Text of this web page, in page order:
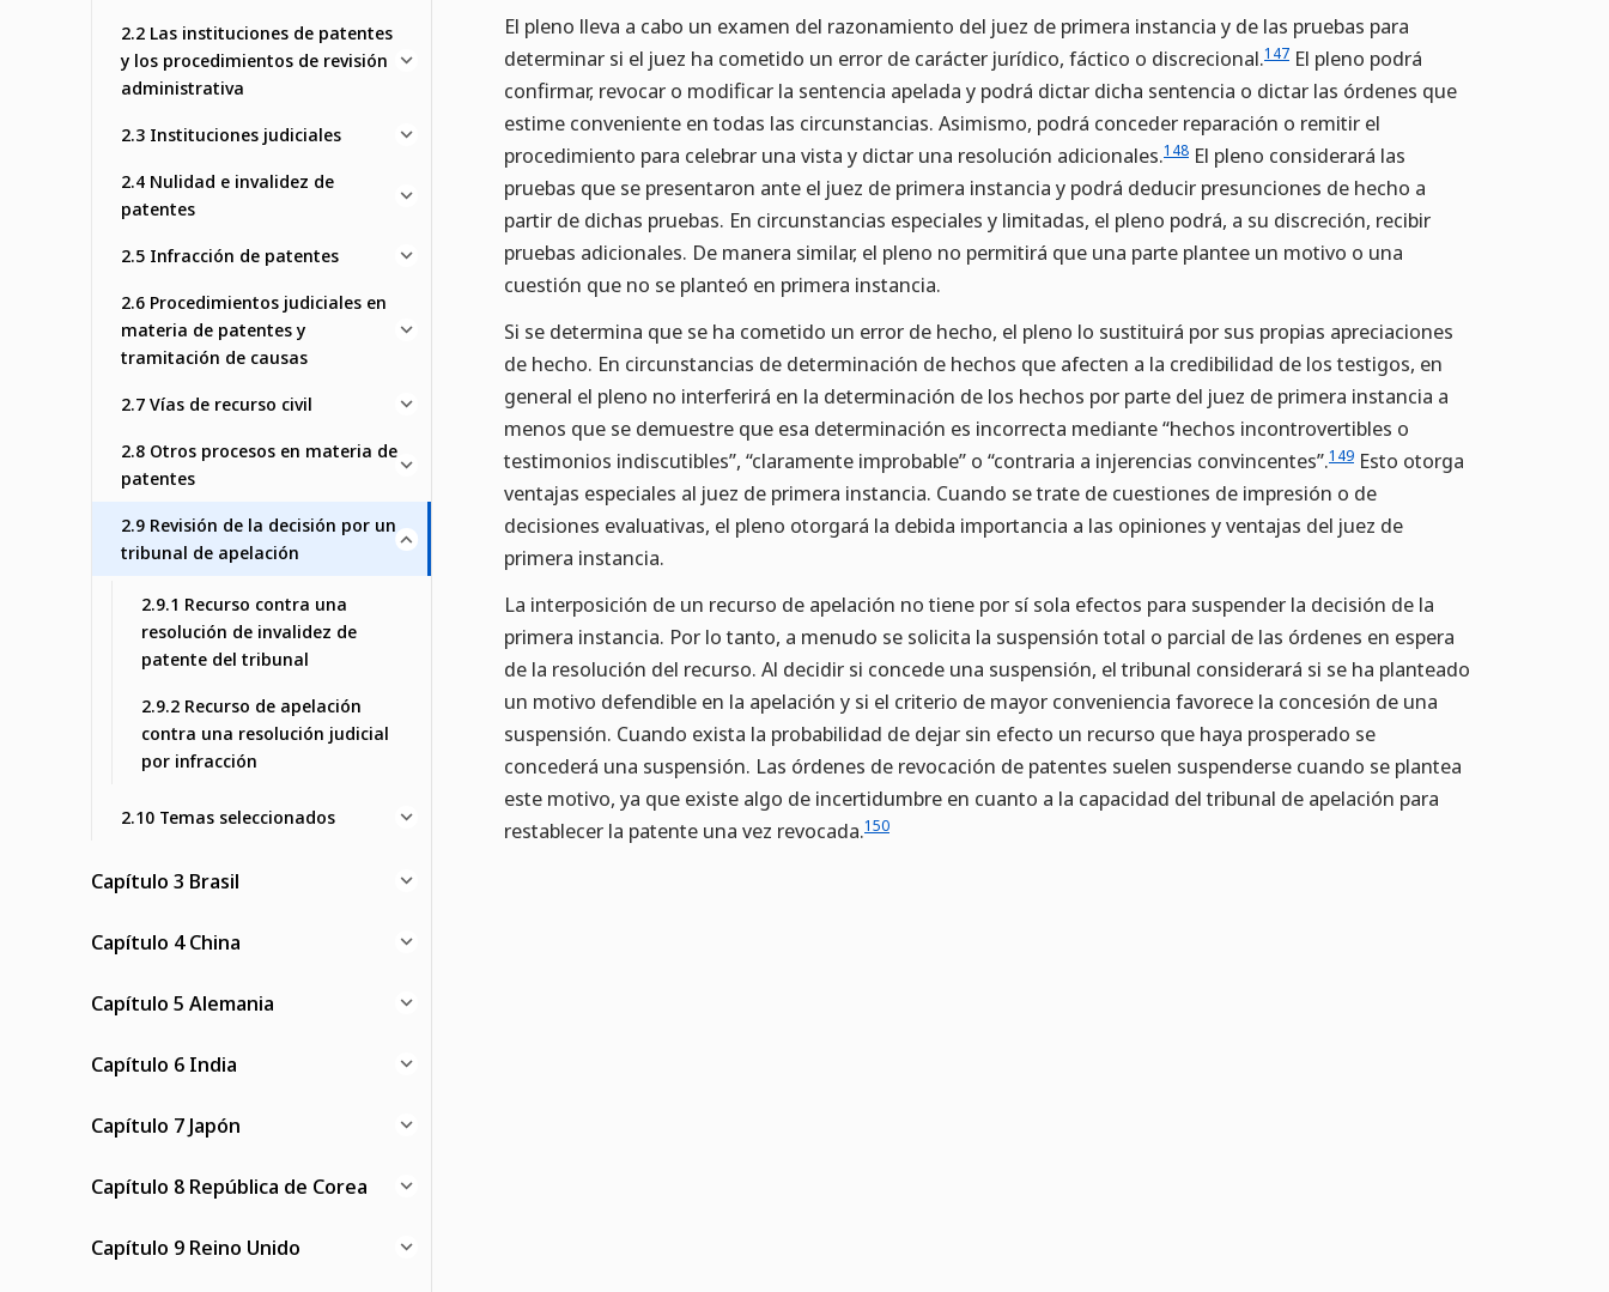
2.2 Las instituciones de patentes
y los procedimientos de revisión
administrativa
2.3 Instituciones judiciales
2.4 Nulidad e invalidez de
patentes
2.5 Infracción de patentes
2.6 Procedimientos judiciales en
materia de patentes y
tramitación de causas
2.7 Vías de recurso civil
2.8 Otros procesos en materia de
patentes
2.9 Revisión de la decisión por un
tribunal de apelación
2.9.1 Recurso contra una
resolución de invalidez de
patente del tribunal
2.9.2 Recurso de apelación
contra una resolución judicial
por infracción
2.10 Temas seleccionados
Capítulo 3 Brasil
Capítulo 4 China
Capítulo 5 Alemania
Capítulo 6 India
Capítulo 7 Japón
Capítulo 8 República de Corea
Capítulo 9 Reino Unido
El pleno lleva a cabo un examen del razonamiento del juez de primera instancia y de las pruebas para
determinar si el juez ha cometido un error de carácter jurídico, fáctico o discrecional.147 El pleno podrá
confirmar, revocar o modificar la sentencia apelada y podrá dictar dicha sentencia o dictar las órdenes que
estime conveniente en todas las circunstancias. Asimismo, podrá conceder reparación o remitir el
procedimiento para celebrar una vista y dictar una resolución adicionales.148 El pleno considerará las
pruebas que se presentaron ante el juez de primera instancia y podrá deducir presunciones de hecho a
partir de dichas pruebas. En circunstancias especiales y limitadas, el pleno podrá, a su discreción, recibir
pruebas adicionales. De manera similar, el pleno no permitirá que una parte plantee un motivo o una
cuestión que no se planteó en primera instancia.
Si se determina que se ha cometido un error de hecho, el pleno lo sustituirá por sus propias apreciaciones
de hecho. En circunstancias de determinación de hechos que afecten a la credibilidad de los testigos, en
general el pleno no interferirá en la determinación de los hechos por parte del juez de primera instancia a
menos que se demuestre que esa determinación es incorrecta mediante “hechos incontrovertibles o
testimonios indiscutibles”, “claramente improbable” o “contraria a injerencias convincentes”.149 Esto otorga
ventajas especiales al juez de primera instancia. Cuando se trate de cuestiones de impresión o de
decisiones evaluativas, el pleno otorgará la debida importancia a las opiniones y ventajas del juez de
primera instancia.
La interposición de un recurso de apelación no tiene por sí sola efectos para suspender la decisión de la
primera instancia. Por lo tanto, a menudo se solicita la suspensión total o parcial de las órdenes en espera
de la resolución del recurso. Al decidir si concede una suspensión, el tribunal considerará si se ha planteado
un motivo defendible en la apelación y si el criterio de mayor conveniencia favorece la concesión de una
suspensión. Cuando exista la probabilidad de dejar sin efecto un recurso que haya prosperado se
concederá una suspensión. Las órdenes de revocación de patentes suelen suspenderse cuando se plantea
este motivo, ya que existe algo de incertidumbre en cuanto a la capacidad del tribunal de apelación para
restablecer la patente una vez revocada.150